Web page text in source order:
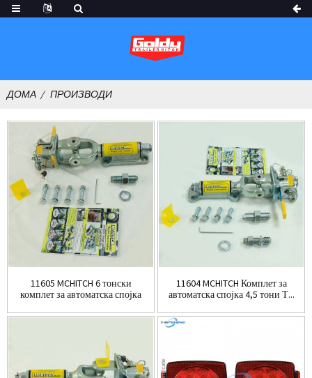
ДОМА ПРОИЗВОДИ
11605 MCHITCH 6 тонски
комплет за автоматска спојка
11604 MCHITCH Комплет за
автоматска спојка 4,5 тони Т...